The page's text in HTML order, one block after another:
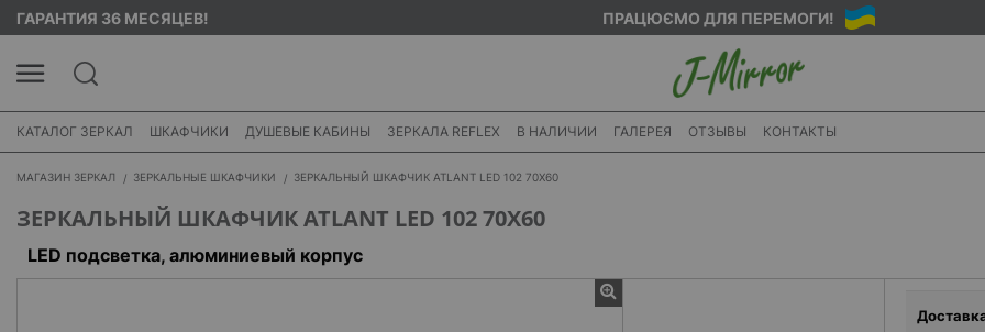
ГАРАНТИЯ 36 МЕСЯЦЕВ! ПРАЦЮЄМО ДЛЯ ПЕРЕМОГИ!
КАТАЛОГ ЗЕРКАЛ ШКАФЧИКИ ДУШЕВЫЕ КАБИНЫ ЗЕРКАЛА REFLEX В НАЛИЧИИ ГАЛЕРЕЯ ОТЗЫВЫ КОНТАКТЫ
МАГАЗИН ЗЕРКАЛ ЗЕРКАЛЬНЫЕ ШКАФЧИКИ ЗЕРКАЛЬНЫЙ ШКАФЧИК ATLANT LED 102 70X60
ЗЕРКАЛЬНЫЙ ШКАФЧИК ATLANT LED 102 70X60
LED подсветка, алюминиевый корпус